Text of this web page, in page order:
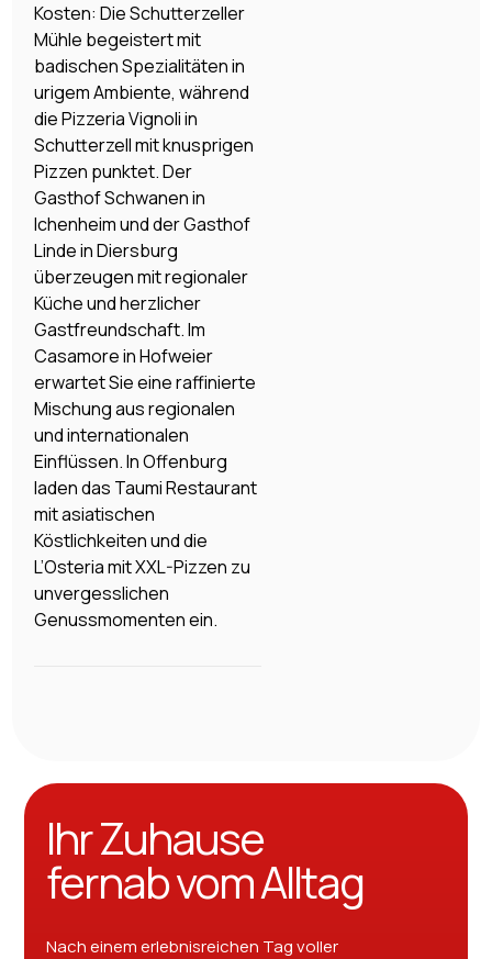
Kosten: Die Schutterzeller
Mühle begeistert mit
badischen Spezialitäten in
urigem Ambiente, während
die Pizzeria Vignoli in
Schutterzell mit knusprigen
Pizzen punktet. Der
Gasthof Schwanen in
Ichenheim und der Gasthof
Linde in Diersburg
überzeugen mit regionaler
Küche und herzlicher
Gastfreundschaft. Im
Casamore in Hofweier
erwartet Sie eine raffinierte
Mischung aus regionalen
und internationalen
Einflüssen. In Offenburg
laden das Taumi Restaurant
mit asiatischen
Köstlichkeiten und die
L’Osteria mit XXL-Pizzen zu
unvergesslichen
Genussmomenten ein.
Ihr Zuhause
fernab vom Alltag
Nach einem erlebnisreichen Tag voller